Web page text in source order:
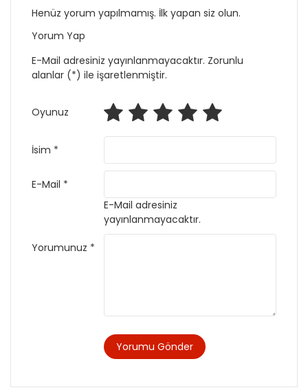
Henüz yorum yapılmamış. İlk yapan siz olun.
Yorum Yap
E-Mail adresiniz yayınlanmayacaktır. Zorunlu
alanlar (*) ile işaretlenmiştir.
Oyunuz
İsim *
E-Mail *
E-Mail adresiniz
yayınlanmayacaktır.
Yorumunuz *